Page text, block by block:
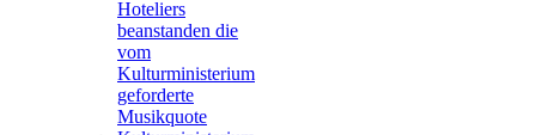
Hoteliers
beanstanden die
vom
Kulturministerium
geforderte
Musikquote